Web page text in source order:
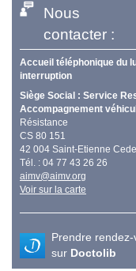
Nous
contacter :
Accueil téléphonique du
interruption
Siège Social : Service
Accompagnement
Résistance
CS 80 151
42 004 Saint-Etienne
Tél. : 04 77 43 26 26
aimv@aimv.org
Voir sur la carte
Prendre rendez-
sur Doctolib